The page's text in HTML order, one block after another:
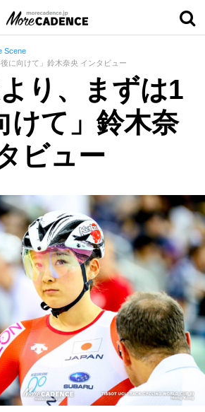
Scene
に向けて」鈴木奈央 インタビュー
より、まずは1
けて」鈴木奈
ビュー